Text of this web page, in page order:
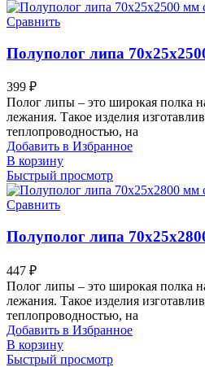
Сравнить
Полуполог липа
399 ₽
Полог липы – это широкая полка
лежания. Такое изделия
теплопроводностью, на
Добавить в Избранное
В корзину
Быстрый просмотр
Сравнить
Полуполог липа
447 ₽
Полог липы – это широкая полка
лежания. Такое изделия
теплопроводностью, на
Добавить в Избранное
В корзину
Быстрый просмотр